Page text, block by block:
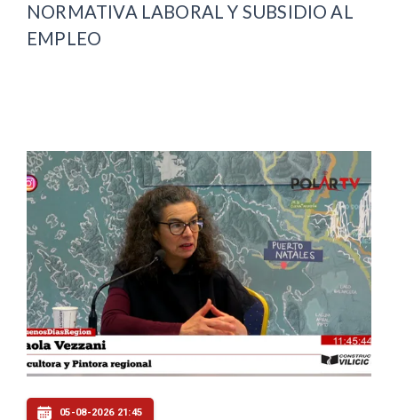
NORMATIVA LABORAL Y SUBSIDIO AL
EMPLEO
05-08-2026 21:45